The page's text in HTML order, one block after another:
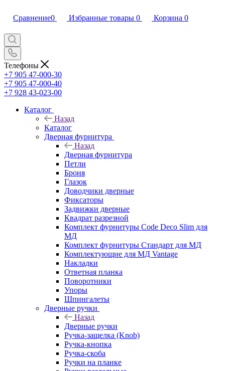
Сравнение0 Избранные товары 0 Корзина 0
Телефоны
+7 905 47-000-30
+7 905 47-000-40
+7 928 43-023-00
Каталог
Назад
Каталог
Дверная фурнитура
Назад
Дверная фурнитура
Петли
Броня
Глазок
Доводчики дверные
Фиксаторы
Задвижки дверные
Квадрат разрезной
Комплект фурнитуры Code Deco Slim для
МД
Комплект фурнитуры Стандарт для МД
Комплектующие для МД Vantage
Накладки
Ответная планка
Поворотники
Упоры
Шпингалеты
Дверные ручки
Назад
Дверные ручки
Ручка-защелка (Knob)
Ручка-кнопка
Ручка-скоба
Ручки на планке